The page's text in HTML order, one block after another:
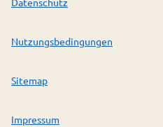
Nutzungsbedingungen
Sitemap
Impressum